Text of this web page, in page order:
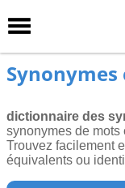
Synonymes
dictionnaire des
synonymes de mots
Trouvez facilement
équivalents ou